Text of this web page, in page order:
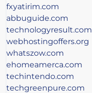
fxyatirim.com
abbuguide.com
technologyresult.com
webhostingoffers.org
whatszow.com
ehomeamerca.com
techintendo.com
techgreenpure.com